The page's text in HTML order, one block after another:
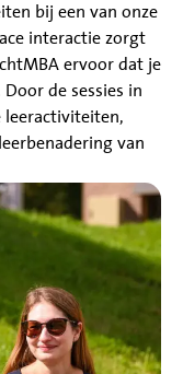
bij een van onze
interactie zorgt
ervoor dat je
de sessies in
leeractiviteiten,
van